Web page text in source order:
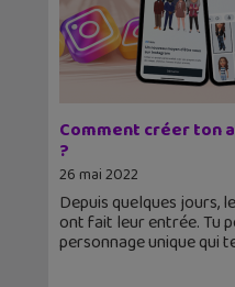
Comment créer ton
?
26 mai 2022
Depuis quelques jours,
ont fait leur entrée. Tu
personnage unique qui